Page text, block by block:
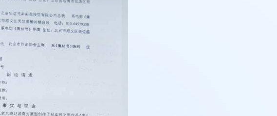
技有限公司技术合作开发合同纠纷案